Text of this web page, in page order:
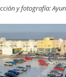
y fotografía: